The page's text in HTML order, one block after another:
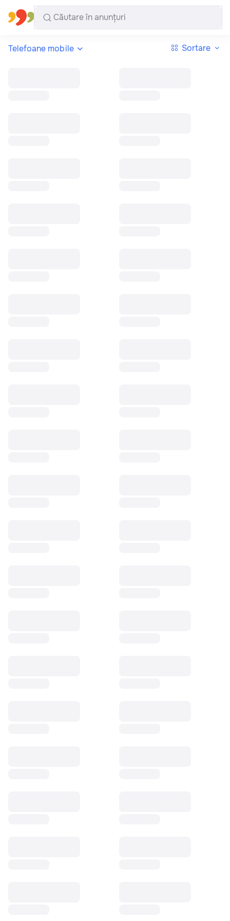
Toate regiunile Română
Telefoane mobile Sortare